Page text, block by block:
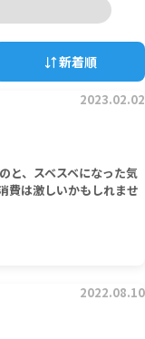
新着順
2023.02.02
と、スベスベになった気
費は激しいかもしれませ
2022.08.10